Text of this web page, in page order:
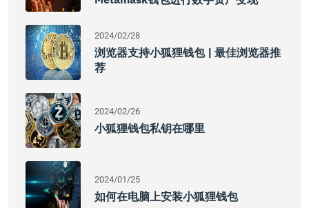
2024/02/28
浏览器支持小狐狸钱包 | 最佳浏览器推
荐
2024/02/26
小狐狸钱包私钥在哪里
2024/01/25
如何在电脑上安装小狐狸钱包